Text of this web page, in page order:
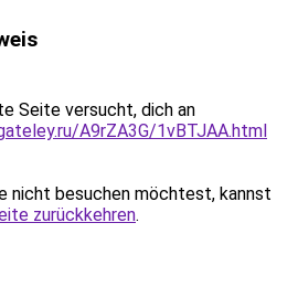
Seite versucht, dich an
A9rZA3G/1vBTJAA.html
nicht besuchen möchtest, kannst
zurückkehren.